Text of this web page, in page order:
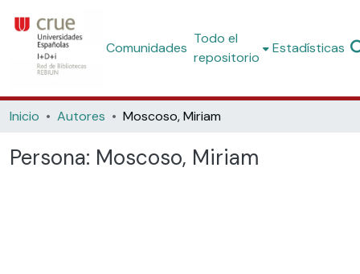
Comunidades
Todo el
repositorio
Estadísticas
Inicio Autores Moscoso, Miriam
Persona: Moscoso, Miriam